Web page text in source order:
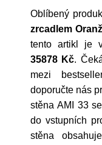
Oblíbený
zrcadlem
tento artikl je
35878 Kč.
mezi
doporučte nás
stěna AMI 33
do vstupních
stěna